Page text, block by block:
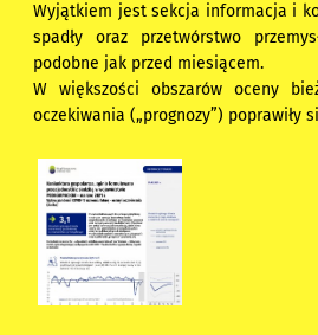
Wyjątkiem jest sekcja informacja i
spadły oraz przetwórstwo
podobne jak przed miesiącem.
W większości obszarów oceny
oczekiwania („prognozy”) poprawiły